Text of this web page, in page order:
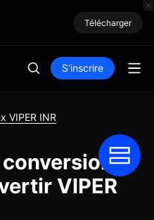
Télécharger
S'inscrire
VIPER INR
VIPER